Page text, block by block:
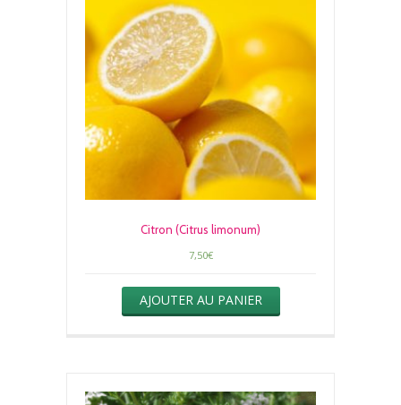
Citron (Citrus limonum)
7,50€
AJOUTER AU PANIER